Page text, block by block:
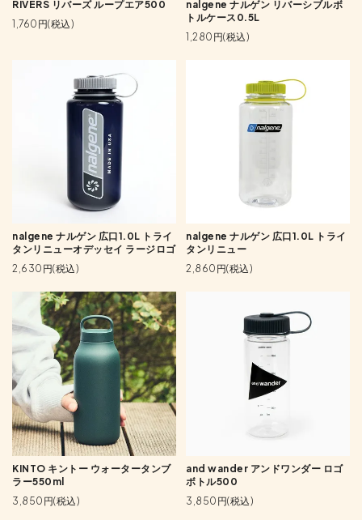
RIVERS リバーズ ループエア500
1,760円(税込)
nalgene ナルゲン リバーシブルボ
トルケース0.5L
1,280円(税込)
nalgene ナルゲン 広口1.0L トライ
タンリニューオデッセイ ラージロゴ
2,630円(税込)
nalgene ナルゲン 広口1.0L トライ
タンリニュー
2,860円(税込)
KINTO キントー ウォータータンブ
ラー550ml
3,850円(税込)
and wander アンドワンダー ロゴ
ボトル500
3,850円(税込)